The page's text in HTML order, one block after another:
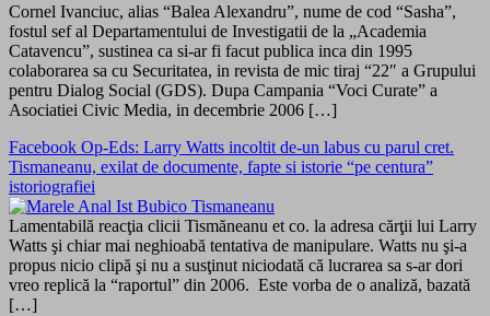
Cornel Ivanciuc, alias “Balea Alexandru”, nume de cod “Sasha”,
fostul sef al Departamentului de Investigatii de la „Academia
Catavencu”, sustinea ca si-ar fi facut publica inca din 1995
colaborarea sa cu Securitatea, in revista de mic tiraj “22″ a Grupului
pentru Dialog Social (GDS). Dupa Campania “Voci Curate” a
Asociatiei Civic Media, in decembrie 2006 […]
Facebook Op-Eds: Larry Watts incoltit de-un labus cu parul cret.
Tismaneanu, exilat de documente, fapte si istorie “pe centura”
istoriografiei
Lamentabilă reacţia clicii Tismăneanu et co. la adresa cărţii lui Larry
Watts şi chiar mai neghioabă tentativa de manipulare. Watts nu şi-a
propus nicio clipă şi nu a susţinut niciodată că lucrarea sa s-ar dori
vreo replică la “raportul” din 2006. Este vorba de o analiză, bazată
[…]